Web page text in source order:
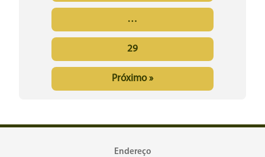
…
29
Próximo »
Endereço